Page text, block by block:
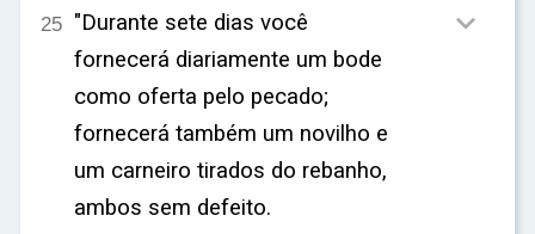
25 "Durante sete dias você
fornecerá diariamente um bode
como oferta pelo pecado;
fornecerá também um novilho e
um carneiro tirados do rebanho,
ambos sem defeito.
